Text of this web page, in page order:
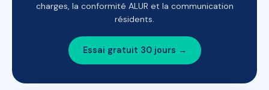
charges, la conformité ALUR et la communication
résidents.
Essai gratuit 30 jours →